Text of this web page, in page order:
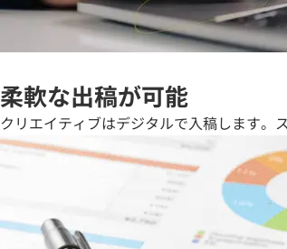
柔軟な出稿が可能
クリエイティブはデジタルで入稿します。